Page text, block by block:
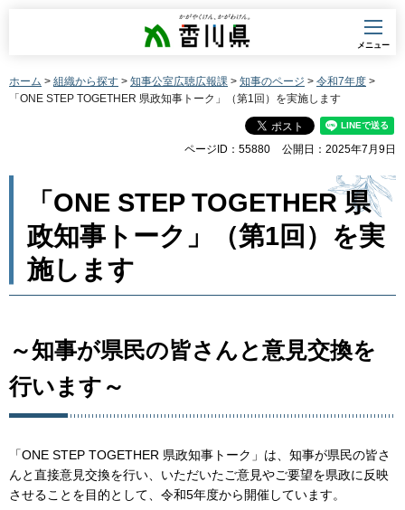
香川県
メニュー
ホーム > 組織から探す > 知事公室広聴広報課 > 知事のページ > 令和7年度 >
「ONE STEP TOGETHER 県政知事トーク」（第1回）を実施します
ページID：55880 公開日：2025年7月9日
「ONE STEP TOGETHER 県
政知事トーク」（第1回）を実
施します
～知事が県民の皆さんと意見交換を
行います～
「ONE STEP TOGETHER 県政知事トーク」は、知事が県民の皆さ
んと直接意見交換を行い、いただいたご意見やご要望を県政に反映
させることを目的として、令和5年度から開催しています。